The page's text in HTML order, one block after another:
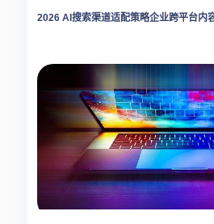
2026 AI搜索渠道适配策略企业跨平台内